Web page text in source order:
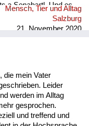
a Senabartl. Und es
viel, dann rinnt
Mensch, Tier und Alltag
Salzburg
21. November 2020
die mein Vater
Leider
werden im Alltag
gesprochen.
und treffend und